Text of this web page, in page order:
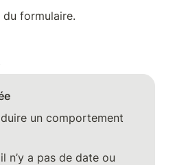
formulaire.
un comportement
n’y a pas de date ou